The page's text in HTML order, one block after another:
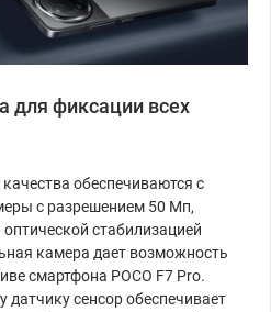
для фиксации всех
обеспечиваются с
с разрешением 50 Мп,
стабилизацией
камера дает возможность
смартфона POCO F7 Pro.
сенсор обеспечивает